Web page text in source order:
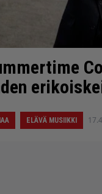
ELÄVÄ MUSIIKKI